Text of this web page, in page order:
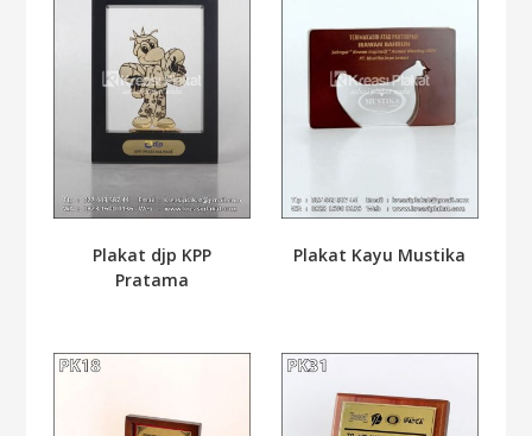
Plakat djp KPP
Pratama
Plakat Kayu Mustika